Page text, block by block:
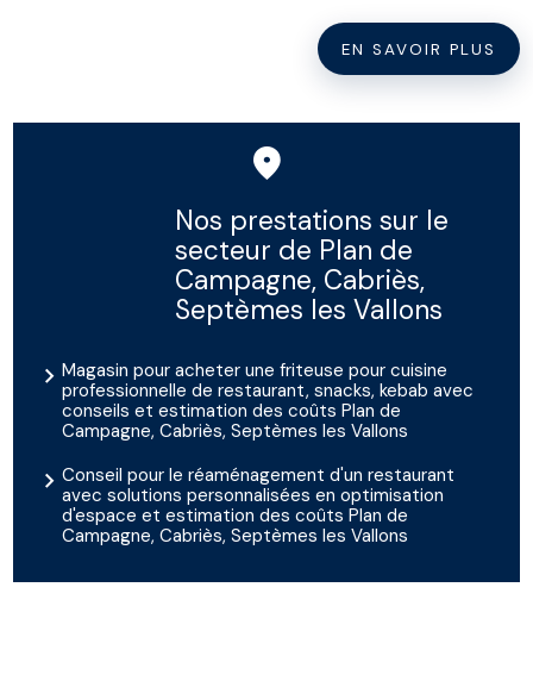
EN SAVOIR PLUS
Nos prestations sur le
secteur de Plan de
Campagne, Cabriès,
Septèmes les Vallons
Magasin pour acheter une friteuse pour cuisine
professionnelle de restaurant, snacks, kebab avec
conseils et estimation des coûts Plan de
Campagne, Cabriès, Septèmes les Vallons
Conseil pour le réaménagement d'un restaurant
avec solutions personnalisées en optimisation
d'espace et estimation des coûts Plan de
Campagne, Cabriès, Septèmes les Vallons